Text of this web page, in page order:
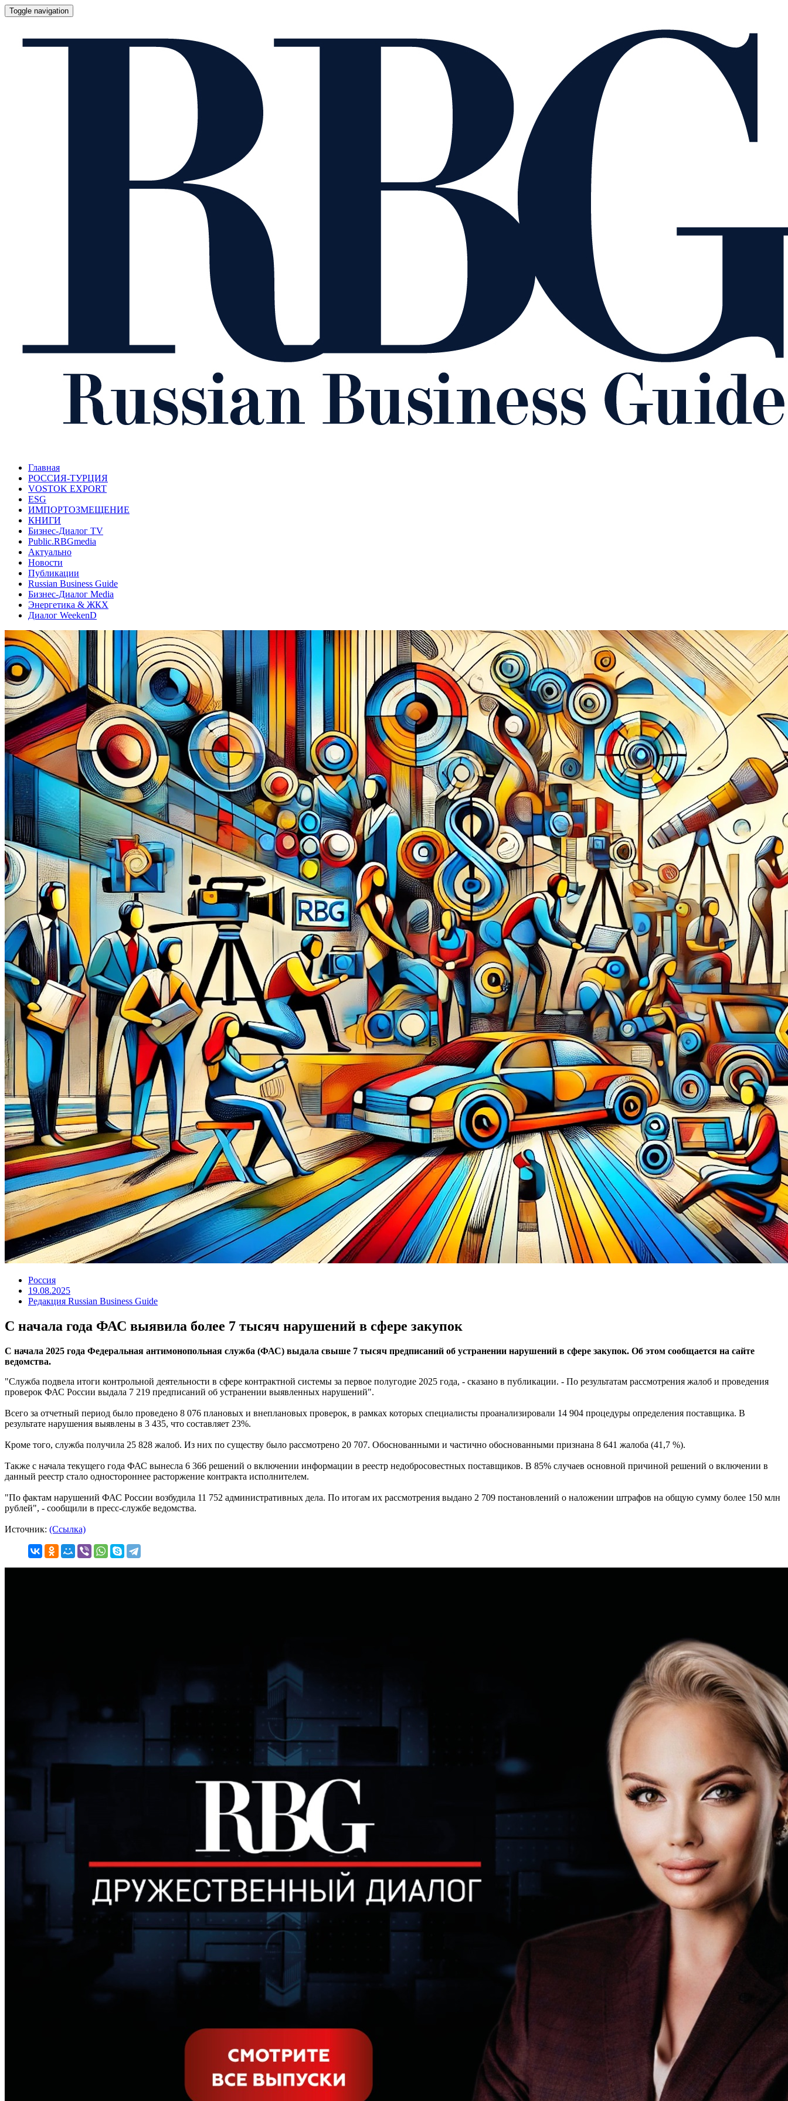
Toggle navigation
Главная
РОССИЯ-ТУРЦИЯ
VOSTOK EXPORT
ESG
ИМПОРТОЗМЕЩЕНИЕ
КНИГИ
Бизнес-Диалог TV
Public.RBGmedia
Актуально
Новости
Публикации
Russian Business Guide
Бизнес-Диалог Media
Энергетика & ЖКХ
Диалог WeekenD
Россия
19.08.2025
Редакция Russian Business Guide
С начала года ФАС выявила более 7 тысяч нарушений в сфере закупок
С начала 2025 года Федеральная антимонопольная служба (ФАС) выдала свыше 7 тысяч предписаний об устранении нарушений в сфере закупок. Об этом сообщается на сайте
ведомства.
"Служба подвела итоги контрольной деятельности в сфере контрактной системы за первое полугодие 2025 года, - сказано в публикации. - По результатам рассмотрения жалоб и проведения
проверок ФАС России выдала 7 219 предписаний об устранении выявленных нарушений".
Всего за отчетный период было проведено 8 076 плановых и внеплановых проверок, в рамках которых специалисты проанализировали 14 904 процедуры определения поставщика. В
результате нарушения выявлены в 3 435, что составляет 23%.
Кроме того, служба получила 25 828 жалоб. Из них по существу было рассмотрено 20 707. Обоснованными и частично обоснованными признана 8 641 жалоба (41,7 %).
Также с начала текущего года ФАС вынесла 6 366 решений о включении информации в реестр недобросовестных поставщиков. В 85% случаев основной причиной решений о включении в
данный реестр стало одностороннее расторжение контракта исполнителем.
"По фактам нарушений ФАС России возбудила 11 752 административных дела. По итогам их рассмотрения выдано 2 709 постановлений о наложении штрафов на общую сумму более 150 млн
рублей", - сообщили в пресс-службе ведомства.
Источник: (Ссылка)